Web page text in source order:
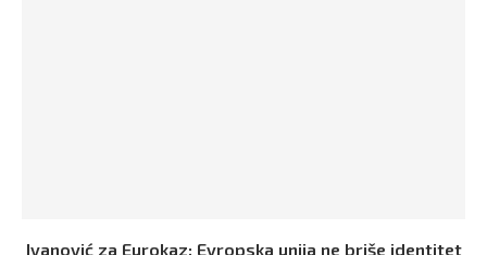
Ivanović za Eurokaz: Evropska unija ne briše identitet